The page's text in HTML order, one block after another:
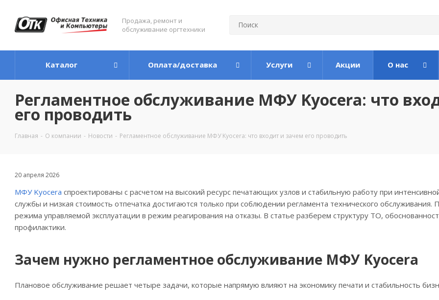
Продажа, ремонт и
обслуживание оргтехники
Каталог Оплата/доставка Услуги Акции О нас
Регламентное обслуживание МФУ Kyocera: что
его проводить
Главная - О компании - Новости - Регламентное обслуживание МФУ Kyocera: что входит и зачем его проводить
20 апреля 2026
МФУ Kyocera спроектированы с расчетом на высокий ресурс печатающих узлов и стабильную работу при
службы и низкая стоимость отпечатка достигаются только при соблюдении регламента технического
режима управляемой эксплуатации в режим реагирования на отказы. В статье разберем структуру ТО,
профилактики.
Зачем нужно регламентное обслуживание МФУ Kyocera
Плановое обслуживание решает четыре задачи, которые напрямую влияют на экономику печати и стабильность